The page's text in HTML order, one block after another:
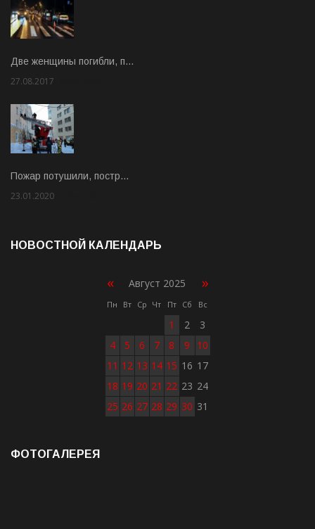
Две женщины погибли, п…
27.08.2017
Пожар потушили, постр…
23.01.2020
НОВОСТНОЙ КАЛЕНДАРЬ
« Август 2025 »
Пн Вт Ср Чт Пт Сб Вс
1 2
3
4
5 6 7 8 9
10
11 12 13 14 15 16 17
18 19 20 21 22 23 24
25 26 27 28 29 30 31
ФОТОГАЛЕРЕЯ